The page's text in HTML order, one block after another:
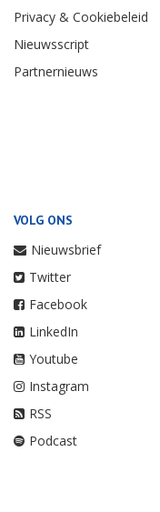
Privacy & Cookiebeleid
Nieuwsscript
Partnernieuws
VOLG ONS
Nieuwsbrief
Twitter
Facebook
LinkedIn
Youtube
Instagram
RSS
Podcast